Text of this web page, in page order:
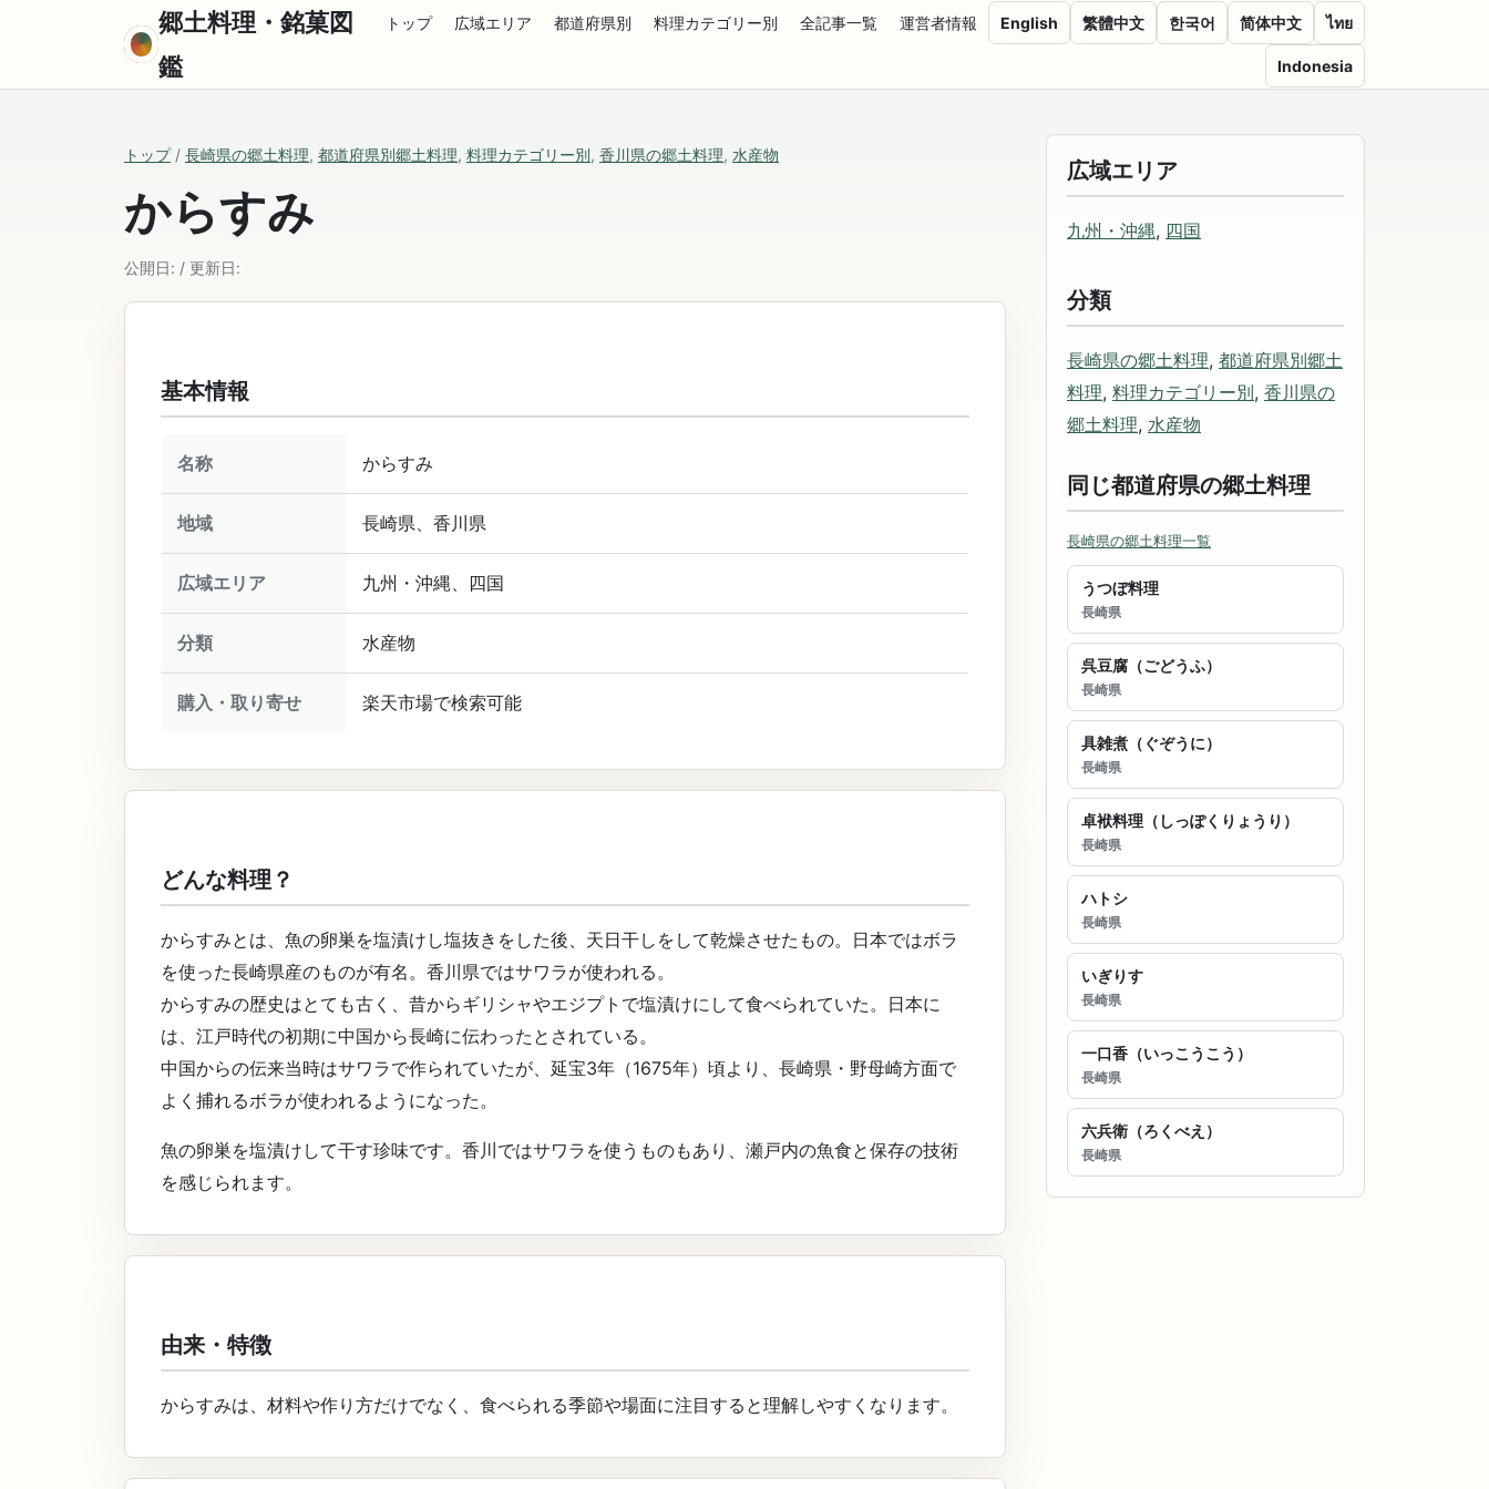
郷土料理・銘菓図
鑑
トップ 広域エリア 都道府県別 料理カテゴリー別 全記事一覧 運営者情報 English 繁體中文 한국어 简体中文 ไทย
Indonesia
トップ/ 長崎県の郷土料理, 都道府県別郷土料理, 料理カテゴリー別, 香川県の郷土料理, 水産物
からすみ
公開日: / 更新日:
基本情報
名称 からすみ
地域 長崎県、香川県
広域エリア 九州・沖縄、四国
分類 水産物
購入・取り寄せ 楽天市場で検索可能
どんな料理？
からすみとは、魚の卵巣を塩漬けし塩抜きをした後、天日干しをして乾燥させたもの。日本ではボラ
を使った長崎県産のものが有名。香川県ではサワラが使われる。
からすみの歴史はとても古く、昔からギリシャやエジプトで塩漬けにして食べられていた。日本に
は、江戸時代の初期に中国から長崎に伝わったとされている。
中国からの伝来当時はサワラで作られていたが、延宝3年（1675年）頃より、長崎県・野母崎方面で
よく捕れるボラが使われるようになった。
魚の卵巣を塩漬けして干す珍味です。香川ではサワラを使うものもあり、瀬戸内の魚食と保存の技術
を感じられます。
由来・特徴
からすみは、材料や作り方だけでなく、食べられる季節や場面に注目すると理解しやすくなります。
広域エリア
九州・沖縄, 四国
分類
長崎県の郷土料理, 都道府県別郷土
料理, 料理カテゴリー別, 香川県の
郷土料理, 水産物
同じ都道府県の郷土料理
長崎県の郷土料理一覧
うつぼ料理
長崎県
呉豆腐（ごどうふ）
長崎県
具雑煮（ぐぞうに）
長崎県
卓袱料理（しっぽくりょうり）
長崎県
ハトシ
長崎県
いぎりす
長崎県
一口香（いっこうこう）
長崎県
六兵衛（ろくべえ）
長崎県